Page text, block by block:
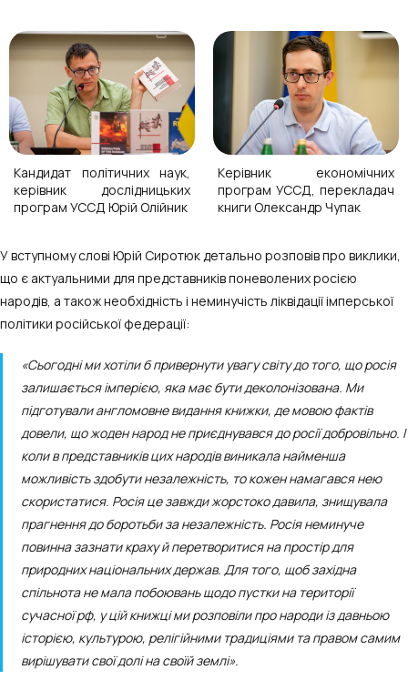
Кандидат політичних наук,
керівник дослідницьких
програм УССД Юрій Олійник
Керівник економічних
програм УССД, перекладач
книги Олександр Чупак
У вступному слові Юрій Сиротюк детально розповів про виклики,
що є актуальними для представників поневолених росією
народів, а також необхідність і неминучість ліквідації імперської
політики російської федерації:
«Сьогодні ми хотіли б привернути увагу світу до того, що росія
залишається імперією, яка має бути деколонізована. Ми
підготували англомовне видання книжки, де мовою фактів
довели, що жоден народ не приєднувався до росії добровільно. І
коли в представників цих народів виникала найменша
можливість здобути незалежність, то кожен намагався нею
скористатися. Росія це завжди жорстоко давила, знищувала
прагнення до боротьби за незалежність. Росія неминуче
повинна зазнати краху й перетворитися на простір для
природних національних держав. Для того, щоб західна
спільнота не мала побоювань щодо пустки на території
сучасної рф, у цій книжці ми розповіли про народи із давньою
історією, культурою, релігійними традиціями та правом самим
вирішувати свої долі на своїй землі».